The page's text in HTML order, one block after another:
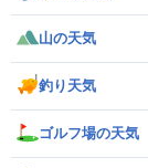
山の天気
釣り天気
ゴルフ場の天気